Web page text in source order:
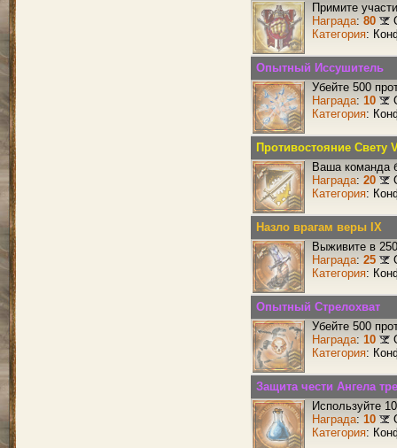
Примите
Награда: 80
Категория:
Опытный Иссушитель
Убейте 500
Награда: 10
Категория:
Противостояние Свету
Ваша команда
Награда: 20
Категория:
Назло врагам веры IX
Выживите в
Награда: 25
Категория:
Опытный Стрелохват
Убейте 500
Награда: 10
Категория:
Защита чести Ангела
Используйте
Награда: 10
Категория: